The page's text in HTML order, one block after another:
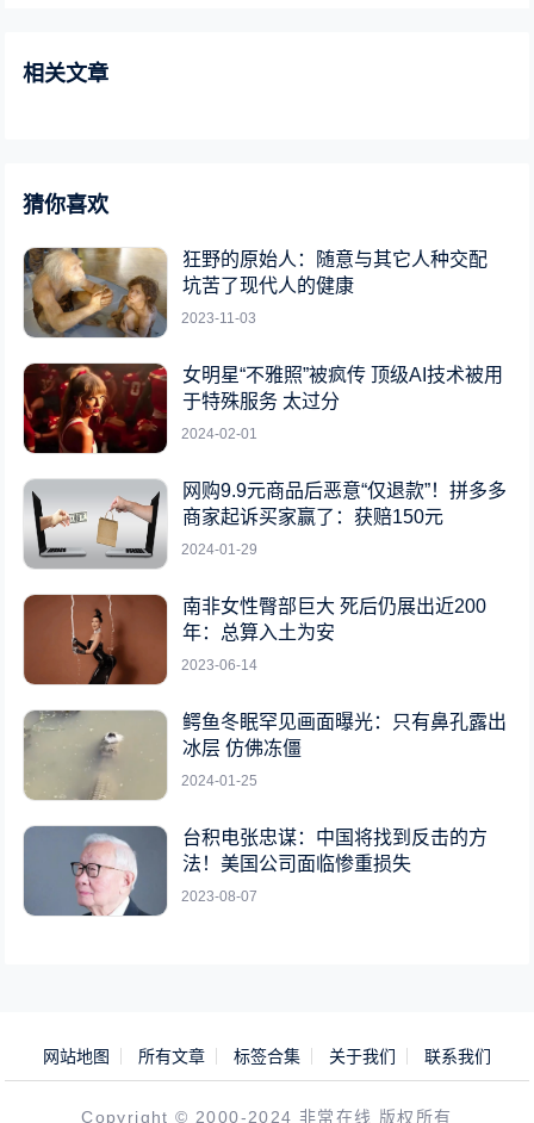
相关文章
猜你喜欢
狂野的原始人：随意与其它人种交配
坑苦了现代人的健康
2023-11-03
女明星“不雅照”被疯传 顶级AI技术被用
于特殊服务 太过分
2024-02-01
网购9.9元商品后恶意“仅退款”！拼多多
商家起诉买家赢了：获赔150元
2024-01-29
南非女性臀部巨大 死后仍展出近200
年：总算入土为安
2023-06-14
鳄鱼冬眠罕见画面曝光：只有鼻孔露出
冰层 仿佛冻僵
2024-01-25
台积电张忠谋：中国将找到反击的方
法！美国公司面临惨重损失
2023-08-07
网站地图 所有文章 标签合集 关于我们 联系我们
Copyright © 2000-2024 非常在线 版权所有